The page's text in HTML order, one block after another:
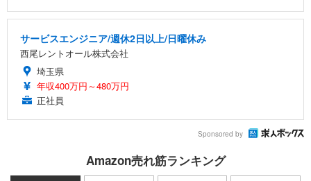
サービスエンジニア/週休2日以上/日曜休み
西尾レントオール株式会社
埼玉県
年収400万円～480万円
正社員
Sponsored by
Amazon売れ筋ランキング